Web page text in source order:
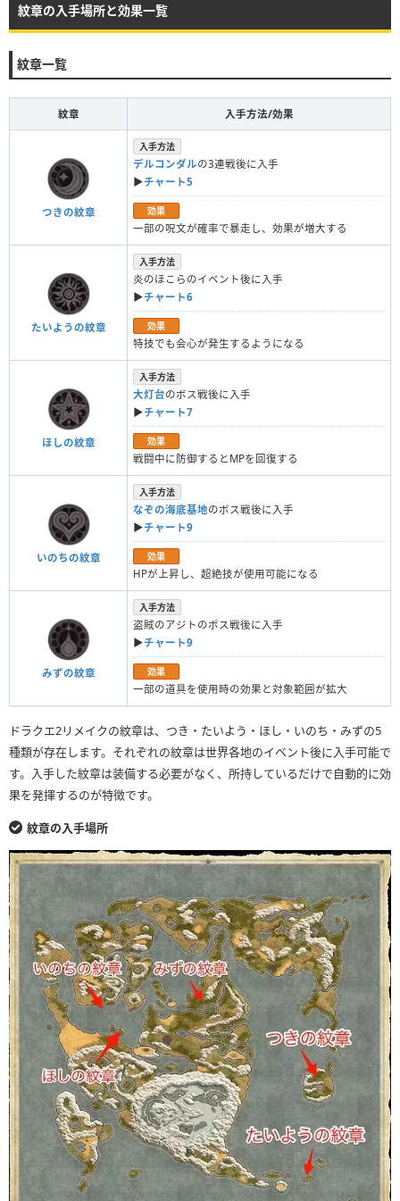
紋章の入手場所と効果一覧
紋章一覧
紋章 入手方法/効果
つきの紋章
入手方法
デルコンダルの3連戦後に入手
▶︎チャート5
効果
一部の呪文が確率で暴走し、効果が増大する
たいようの紋章
入手方法
炎のほこらのイベント後に入手
▶︎チャート6
効果
特技でも会心が発生するようになる
ほしの紋章
入手方法
大灯台のボス戦後に入手
▶︎チャート7
効果
戦闘中に防御するとMPを回復する
いのちの紋章
入手方法
なぞの海底基地のボス戦後に入手
▶︎チャート9
効果
HPが上昇し、超絶技が使用可能になる
みずの紋章
入手方法
盗賊のアジトのボス戦後に入手
▶︎チャート9
効果
一部の道具を使用時の効果と対象範囲が拡大
ドラクエ2リメイクの紋章は、つき・たいよう・ほし・いのち・みずの5
種類が存在します。それぞれの紋章は世界各地のイベント後に入手可能で
す。入手した紋章は装備する必要がなく、所持しているだけで自動的に効
果を発揮するのが特徴です。
紋章の入手場所